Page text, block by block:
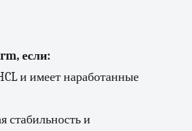
если:
и имеет наработанные
стабильность и